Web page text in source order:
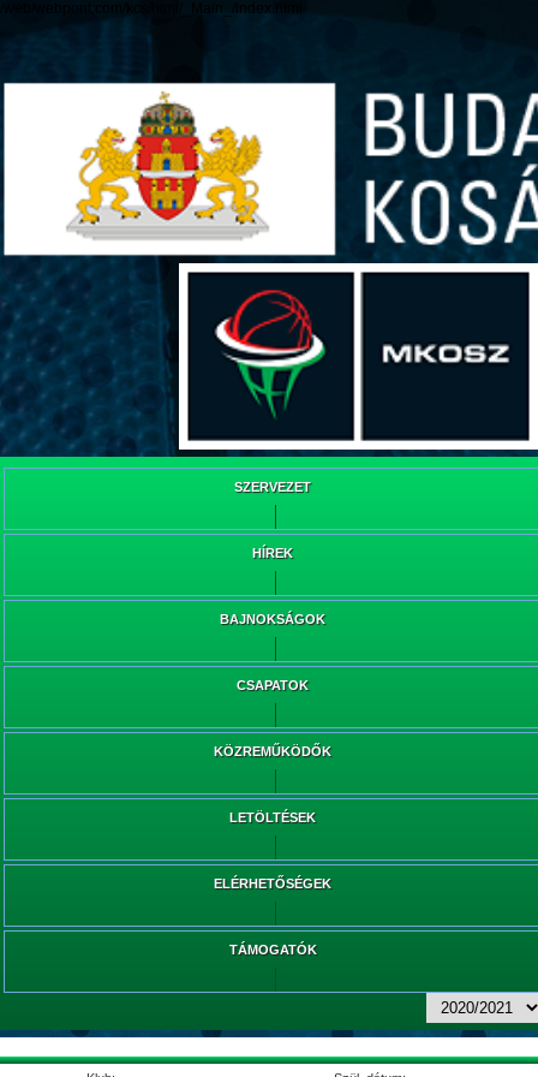
/web/webpont.com/kcs/html/_Main_/index.html
SZERVEZET
HÍREK
BAJNOKSÁGOK
CSAPATOK
KÖZREMŰKÖDŐK
LETÖLTÉSEK
ELÉRHETŐSÉGEK
TÁMOGATÓK